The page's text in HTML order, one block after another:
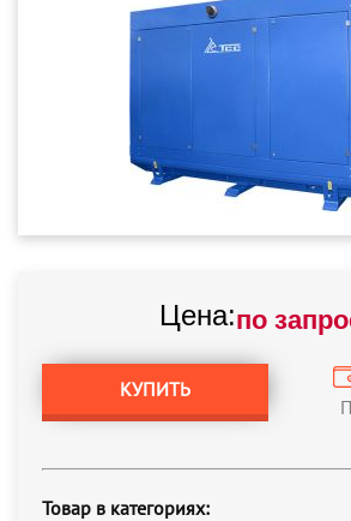
Цена:по
КУПИТЬ
Товар в категориях: